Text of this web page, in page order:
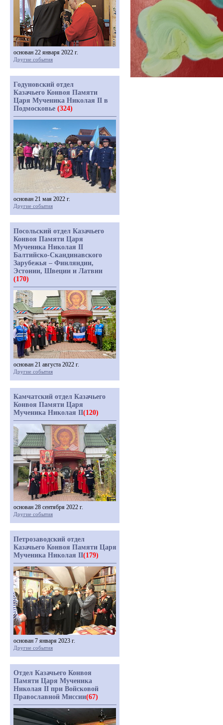
основан 22 января 2022 г.
Другие события
Годуновский отдел
Казачьего Конвоя Памяти
Царя Мученика Николая II в
Подмосковье (324)
основан 21 мая 2022 г.
Другие события
Посольский отдел Казачьего
Конвоя Памяти Царя
Мученика Николая II
Балтийско-Скандинавского
Зарубежья – Финляндии,
Эстонии, Швеции и Латвии
(170)
основан 21 августа 2022 г.
Другие события
Камчатский отдел Казачьего
Конвоя Памяти Царя
Мученика Николая II(120)
основан 28 сентября 2022 г.
Другие события
Петрозаводский отдел
Казачьего Конвоя Памяти Царя
Мученика Николая II(179)
основан 7 января 2023 г.
Другие события
Отдел Казачьего Конвоя
Памяти Царя Мученика
Николая II при Войсковой
Православной Миссии(67)